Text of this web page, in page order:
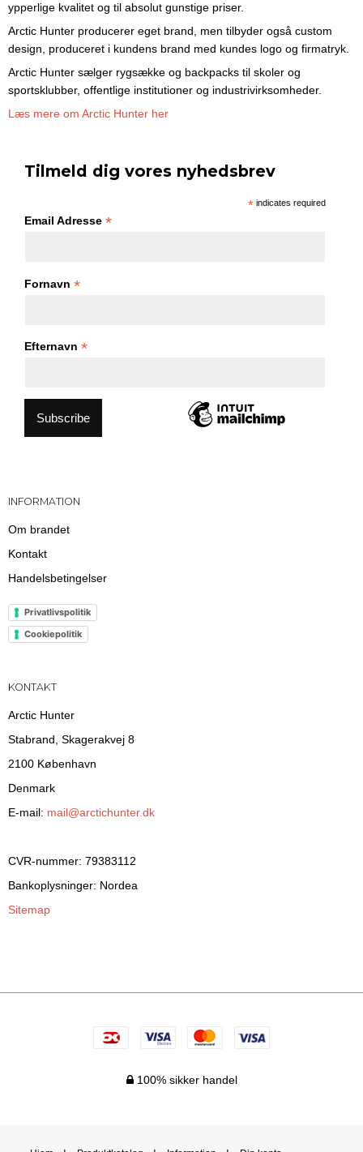
ypperlige kvalitet og til absolut gunstige priser.
Arctic Hunter producerer eget brand, men tilbyder også custom
design, produceret i kundens brand med kundes logo og firmatryk.
Arctic Hunter sælger rygsække og backpacks til skoler og
sportsklubber, offentlige institutioner og industrivirksomheder.
Læs mere om Arctic Hunter her
Tilmeld dig vores nyhedsbrev
* indicates required
Email Adresse *
Fornavn *
Efternavn *
INFORMATION
Om brandet
Kontakt
Handelsbetingelser
Privatlivspolitik
Cookiepolitik
KONTAKT
Arctic Hunter
Stabrand, Skagerakvej 8
2100 København
Denmark
E-mail: mail@arctichunter.dk
CVR-nummer: 79383112
Bankoplysninger: Nordea
Sitemap
100% sikker handel